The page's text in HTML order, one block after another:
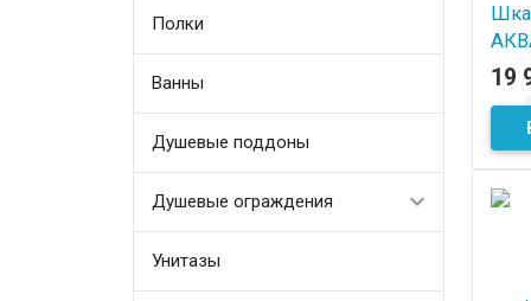
Полки
Ванны
Душевые поддоны
Душевые ограждения
Унитазы
19